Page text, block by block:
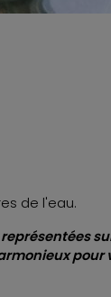
de l'eau.
pour